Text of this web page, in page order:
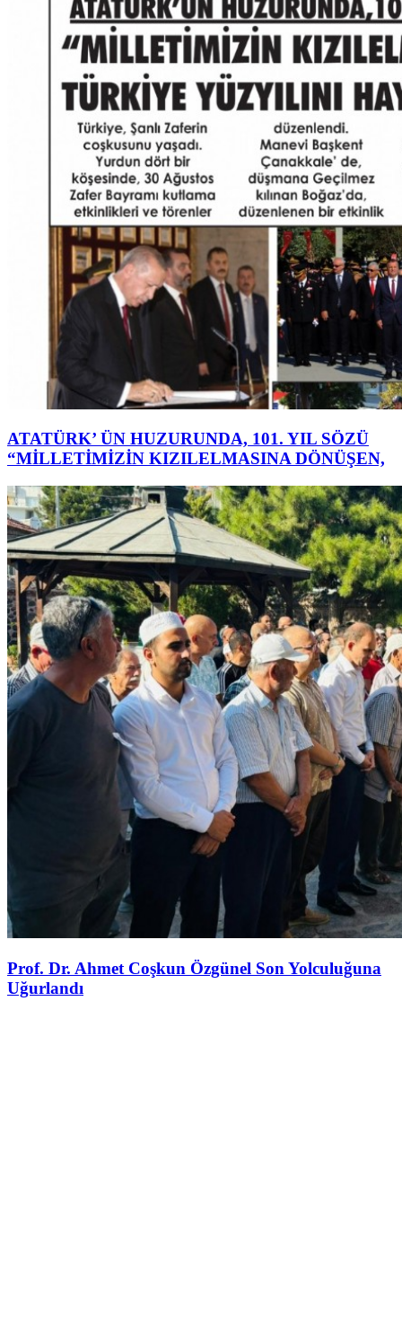
ATATÜRK’ ÜN HUZURUNDA, 101. YIL SÖZÜ
“MİLLETİMİZİN KIZILELMASINA DÖNÜŞEN,
Prof. Dr. Ahmet Coşkun Özgünel Son Yolculuğuna
Uğurlandı